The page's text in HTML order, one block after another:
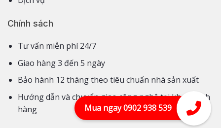
Chính sách
Tư vấn miễn phí 24/7
Giao hàng 3 đến 5 ngày
Bảo hành 12 tháng theo tiêu chuẩn nhà sản xuất
Hướng dẫn và chuyển giao công nghệ tại kho khách
hàng
Mua ngay 0902 938 539